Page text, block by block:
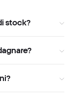
stock?